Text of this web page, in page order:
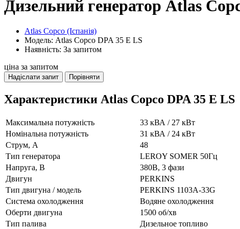
Дизельний генератор Atlas
Atlas Copco (Іспанія)
Модель: Atlas Copco DPA 35 E LS
Наявність: За запитом
ціна за запитом
Надіслати запит Порівняти
Характеристики Atlas Copco DPA 35 E LS
Максимальна потужність
33 кВА / 27 кВт
Номінальна потужність
31 кВА / 24 кВт
Струм, А
48
Тип генератора
LEROY SOMER 50Гц
Напруга, В
380В, 3 фази
Двигун
PERKINS
Тип двигуна / модель
PERKINS 1103A-33G
Система охолодження
Водяне охолодження
Оберти двигуна
1500 об/хв
Тип палива
Дизельное топливо